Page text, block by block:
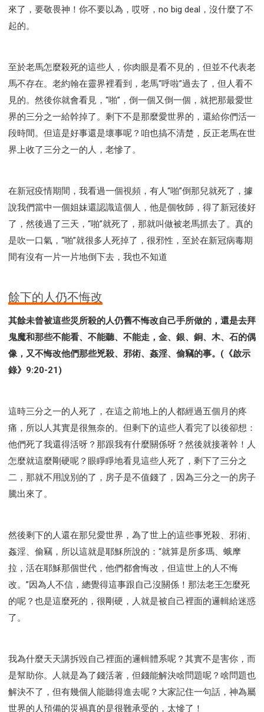
來了，要敬畏神！你不要以為，哎呀，no big deal，沒什麼了不
起的。
至於老馬怎麼殺死的這些人，你肉眼是看不見的，但並不代表老
馬不存在。老約翰在靈界裡看到，老馬“呼啦”過去了，但人看不
見的。然後你就會看見，“啪”，倒一個又倒一個，就把那最愛世
界的三分之一給幹掉了。剩下不是那麼愛世界的，還給你們活一
段時間。但這是好事還是壞事呢？咱也搞不清楚，反正老馬在世
界上收了三分之一的人，老慘了。
在新冠疫情期間，我看過一個視頻，有人“啪”倒那兒就死了，據
說我們當中一個姐妹還認識這個人，他是個牧師，得了新冠後好
了，然後過了三天，“啪”就死了，那就叫做被老馬抓去了。真的
是吹一口氣，“啪”就很多人死掉了，很邪性，至於在新冠病毒期
間有沒有一片一片地倒下去，我也不知道
餘下的人仍不悔改
其餘未曾被這些災所殺的人仍舊不悔改自己手所做的，還是去拜
鬼魔和那些不能看、不能聽、不能走，金、銀、銅、木、石的偶
像，又不悔改他們那些兇殺、邪術、姦淫、偷竊的事。(《啟示
錄》9:20-21)
這時三分之一的人死了，在這之前地上的人都經過五個月的疼
痛，所以人其實是很無奈的。但剩下的這些人看完了以後卻想：
他們死了我還得活呀？那跟我有什麼關係呀？然後就接著幹！人
怎麼就這麼剛硬呢？眼睜睜地看見這些人死了，剩下了三分之
二，那就不用說別的了，房子是不值錢了，因為三分之一的房子
騰出來了。
然後剩下的人還在那兒愛世界，為了世上的這些事兇殺、邪術、
姦淫、偷竊，所以這就是耶穌所說的：“就算是所多瑪、蛾摩
拉，活在耶穌那個世代，他們都會悔改，但這世上的人不悔
改。”因為人不信，總覺得這事跟自己沒關係！那法老王怎麼死
的呢？也是這麼死的，很剛硬，人就是被自己裡面的邏輯給迷惑
了。
我為什麼天天講拆毀自己裡面的邏輯體系呢？其實不是害你，而
是幫助你。人就是為了錢活著，但錢能解決啥問題呢？啥問題也
解決不了，但有幾個人能聽得進去呢？大家記住一句話，神為屬
世界的人預備的災禍真的是很難承受的，太慘了！